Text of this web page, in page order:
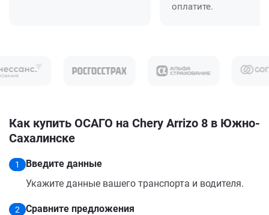
оплатите.
Как купить ОСАГО на Chery Arrizo 8 в Южно-
Сахалинске
1
Введите данные
Укажите данные вашего транспорта и водителя.
2
Сравните предложения